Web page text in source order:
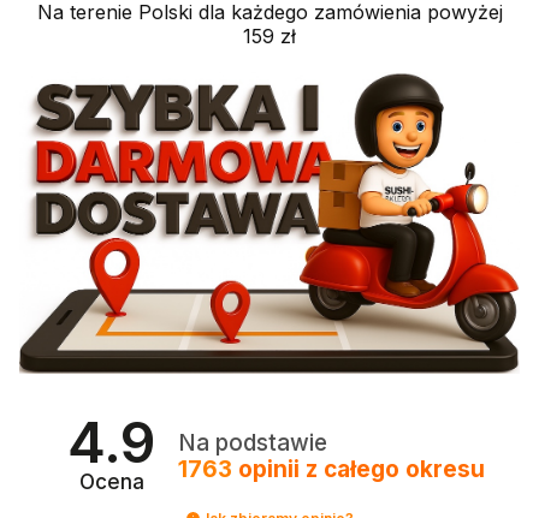
Na terenie Polski dla każdego zamówienia powyżej
159 zł
4.9
Ocena
Na podstawie
1763 opinii z całego okresu